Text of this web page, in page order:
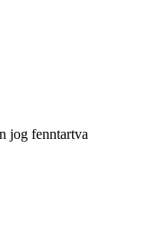
jog fenntartva